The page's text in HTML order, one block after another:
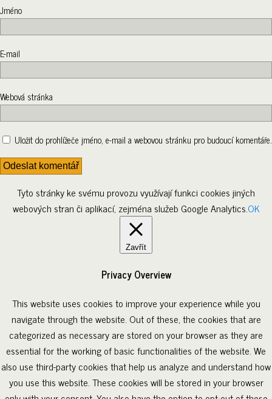
Jméno
E-mail
Webová stránka
Uložit do prohlížeče jméno, e-mail a webovou stránku pro budoucí komentáře.
Tyto stránky ke svému provozu využívají funkci cookies jiných
webových stran či aplikací, zejména služeb Google Analytics.OK
Zavřít
Privacy Overview
This website uses cookies to improve your experience while you
navigate through the website. Out of these, the cookies that are
categorized as necessary are stored on your browser as they are
essential for the working of basic functionalities of the website. We
also use third-party cookies that help us analyze and understand how
you use this website. These cookies will be stored in your browser